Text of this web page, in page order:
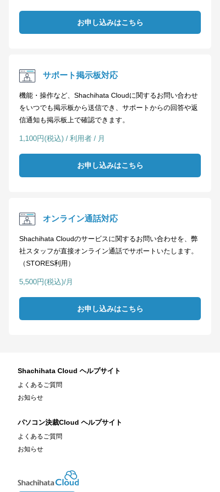
お申し込みはこちら
サポート掲示板対応
機能・操作など、Shachihata Cloudに関するお問い合わせ
をいつでも掲示板から送信でき、サポートからの回答や返
信通知も掲示板上で確認できます。
1,100円(税込) / 利用者 / 月
お申し込みはこちら
オンライン通話対応
Shachihata Cloudのサービスに関するお問い合わせを、弊
社スタッフが直接オンライン通話でサポートいたします。
（STORES利用）
5,500円(税込)/月
お申し込みはこちら
Shachihata Cloud ヘルプサイト
よくあるご質問
お知らせ
パソコン決裁Cloud ヘルプサイト
よくあるご質問
お知らせ